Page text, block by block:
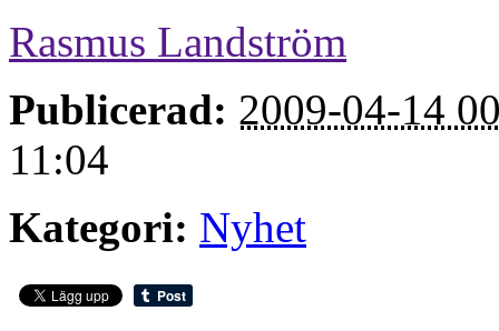
Rasmus Landström
Publicerad: 2009-04-14
11:04
Kategori: Nyhet